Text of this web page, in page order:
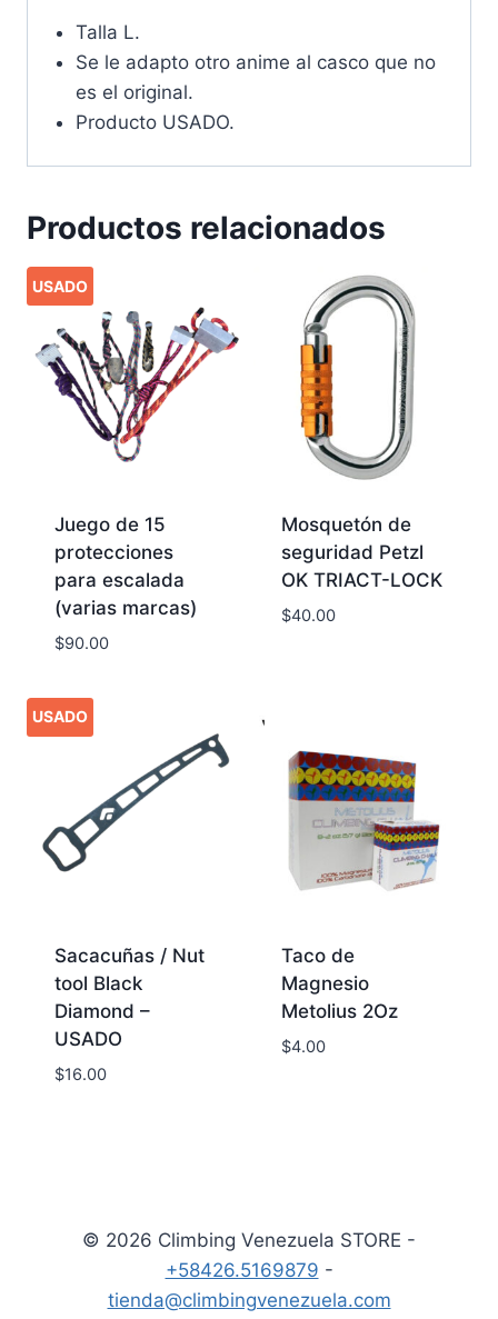
Talla L.
Se le adapto otro anime al casco que no
es el original.
Producto USADO.
Productos relacionados
USADO
Juego de 15
protecciones
para escalada
(varias marcas)
$90.00
Mosquetón de
seguridad Petzl
OK TRIACT-LOCK
$40.00
USADO
Sacacuñas / Nut
tool Black
Diamond –
USADO
$16.00
Taco de
Magnesio
Metolius 2Oz
$4.00
© 2026 Climbing Venezuela STORE -
+58426.5169879 -
tienda@climbingvenezuela.com